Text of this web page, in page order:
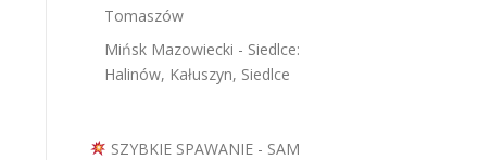
Tomaszów
Mińsk Mazowiecki - Siedlce:
Halinów, Kałuszyn, Siedlce
SZYBKIE SPAWANIE - SAM